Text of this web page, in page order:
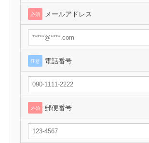
必須 メールアドレス
任意 電話番号
必須 郵便番号